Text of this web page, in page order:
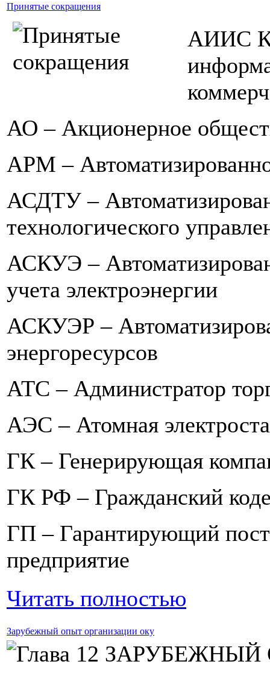
Принятые сокращения
АИИС
АО – Акционерное
АРМ –
АСДТУ –
технологического
АСКУЭ –
учета электроэнергии
АСКУЭР –
энергоресурсов
АТС – Администратор
АЭС – Атомная
ГК – Генерирующая
ГК РФ – Гражданский
ГП – Гарантирующий
предприятие
Читать полностью
Зарубежный опыт организации оку